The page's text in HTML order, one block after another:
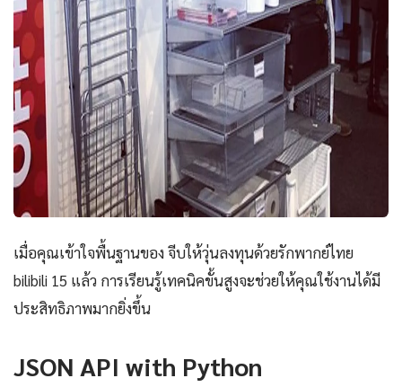
เมื่อคุณเข้าใจพื้นฐานของ จีบให้วุ่นลงทุนด้วยรักพากย์ไทย
bilibili 15 แล้ว การเรียนรู้เทคนิคขั้นสูงจะช่วยให้คุณใช้งานได้มี
ประสิทธิภาพมากยิ่งขึ้น
JSON API with Python